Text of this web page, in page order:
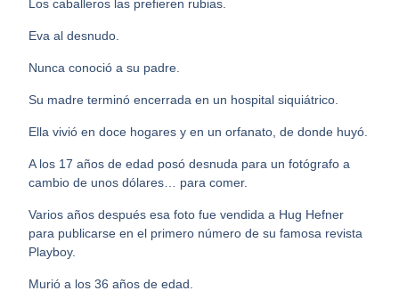
Los caballeros las prefieren rubias.
Eva al desnudo.
Nunca conoció a su padre.
Su madre terminó encerrada en un hospital siquiátrico.
Ella vivió en doce hogares y en un orfanato, de donde huyó.
A los 17 años de edad posó desnuda para un fotógrafo a
cambio de unos dólares… para comer.
Varios años después esa foto fue vendida a Hug Hefner
para publicarse en el primero número de su famosa revista
Playboy.
Murió a los 36 años de edad.